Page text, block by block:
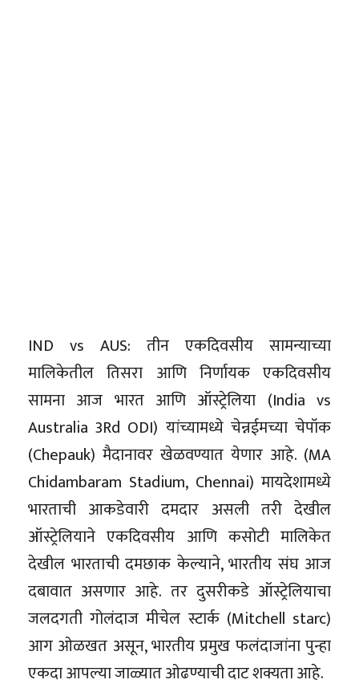
IND vs AUS: तीन एकदिवसीय सामन्याच्या
मालिकेतील तिसरा आणि निर्णायक एकदिवसीय
सामना आज भारत आणि ऑस्ट्रेलिया (India vs
Australia 3Rd ODI) यांच्यामध्ये चेन्नईमच्या चेपॉक
(Chepauk) मैदानावर खेळवण्यात येणार आहे. (MA
Chidambaram Stadium, Chennai) मायदेशामध्ये
भारताची आकडेवारी दमदार असली तरी देखील
ऑस्ट्रेलियाने एकदिवसीय आणि कसोटी मालिकेत
देखील भारताची दमछाक केल्याने, भारतीय संघ आज
दबावात असणार आहे. तर दुसरीकडे ऑस्ट्रेलियाचा
जलदगती गोलंदाज मीचेल स्टार्क (Mitchell starc)
आग ओळखत असून, भारतीय प्रमुख फलंदाजांना पुन्हा
एकदा आपल्या जाळ्यात ओढण्याची दाट शक्यता आहे.